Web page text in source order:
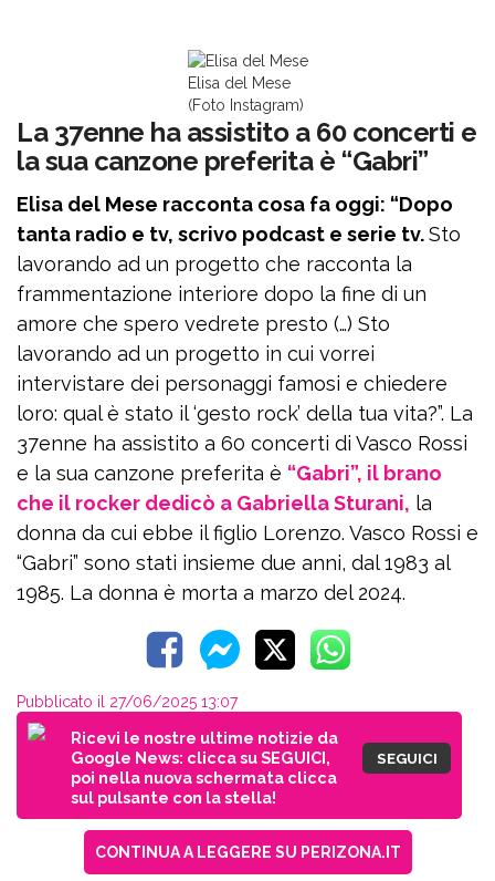
Elisa del Mese
(Foto Instagram)
La 37enne ha assistito a 60 concerti e
la sua canzone preferita è “Gabri”
Elisa del Mese racconta cosa fa oggi: “Dopo
tanta radio e tv, scrivo podcast e serie tv.Sto
lavorando ad un progetto che racconta la
frammentazione interiore dopo la fine di un
amore che spero vedrete presto (…) Sto
lavorando ad un progetto in cui vorrei
intervistare dei personaggi famosi e chiedere
loro: qual è stato il ‘gesto rock’ della tua vita?”. La
37enne ha assistito a 60 concerti di Vasco Rossi
e la sua canzone preferita è “Gabri”, il brano
che il rocker dedicò a Gabriella Sturani, la
donna da cui ebbe il figlio Lorenzo. Vasco Rossi e
“Gabri” sono stati insieme due anni, dal 1983 al
1985. La donna è morta a marzo del 2024.
Pubblicato il 27/06/2025 13:07
Ricevi le nostre ultime notizie da
Google News: clicca su SEGUICI,
poi nella nuova schermata clicca
sul pulsante con la stella!
SEGUICI
CONTINUA A LEGGERE SU PERIZONA.IT